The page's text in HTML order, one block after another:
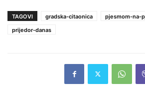
TAGOVI gradska-citaonica
pjesmom-na-
prijedor-danas